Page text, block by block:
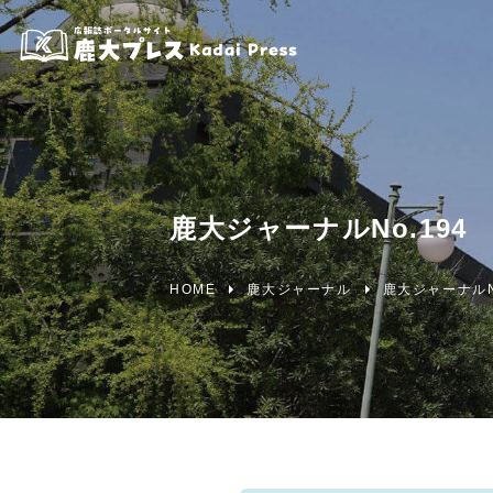
鹿大ジャーナルNo.194
HOME 鹿大ジャーナル 鹿大ジャーナ